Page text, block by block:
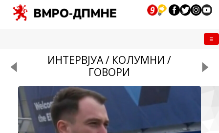
ИНТЕРВЈУА / КОЛУМНИ /
ГОВОРИ